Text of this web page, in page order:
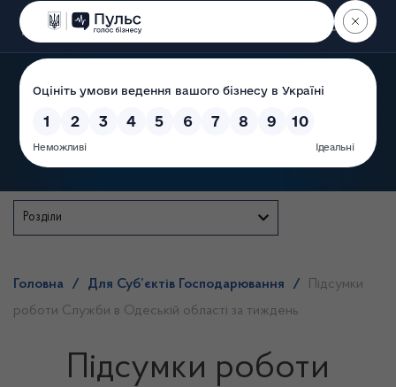
Пошук
Розділи
Головна / Для Суб’єктів Господарювання /
Підсумки
роботи Служби в Одеській області за тиждень
Підсумки роботи